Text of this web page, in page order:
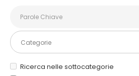
Ricerca nelle sottocategorie